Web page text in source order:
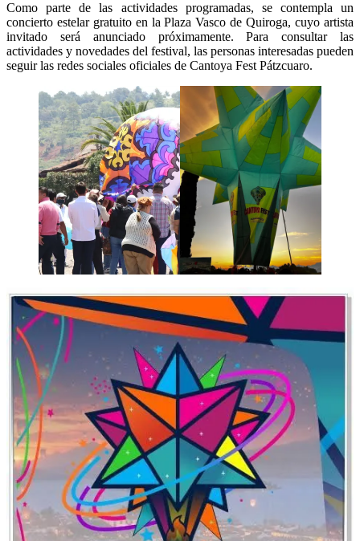
Como parte de las actividades programadas, se contempla un
concierto estelar gratuito en la Plaza Vasco de Quiroga, cuyo artista
invitado será anunciado próximamente. Para consultar las
actividades y novedades del festival, las personas interesadas pueden
seguir las redes sociales oficiales de Cantoya Fest Pátzcuaro.